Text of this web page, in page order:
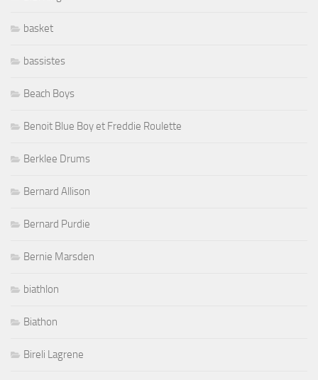
basket
bassistes
Beach Boys
Benoit Blue Boy et Freddie Roulette
Berklee Drums
Bernard Allison
Bernard Purdie
Bernie Marsden
biathlon
Biathon
Bireli Lagrene